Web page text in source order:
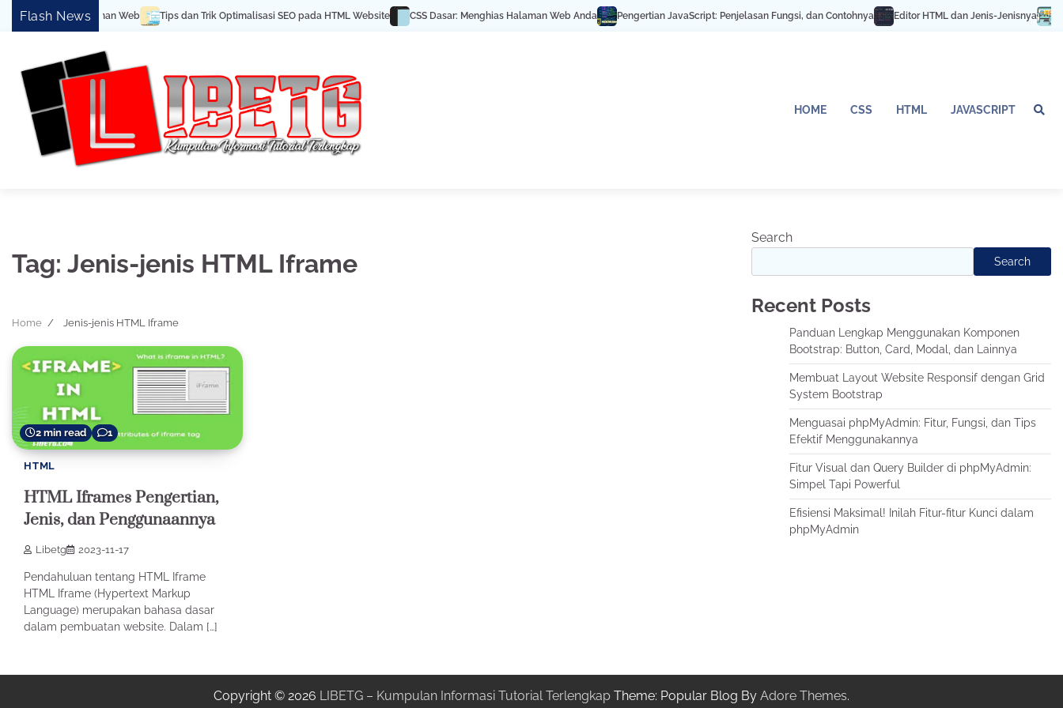
SkipFlash News
Cara Buat Halaman Web Tips dan Trik Optimalisasi SEO pada HTML Website CSS Dasar: Menghias Halaman Web Anda Pengertian JavaScript: Penjelasan Fungsi, dan Contohnya Editor HTML dan Jenis-Jenisnya
HOME CSS HTML JAVASCRIPT
Tag: Jenis-jenis HTML Iframe
Home Jenis-jenis HTML Iframe
2 min read 1
HTML
HTML Iframes Pengertian,
Jenis, dan Penggunaannya
Libetg 2023-11-17
Pendahuluan tentang HTML Iframe
HTML Iframe (Hypertext Markup
Language) merupakan bahasa dasar
dalam pembuatan website. Dalam […]
Search
Search
Recent Posts
Panduan Lengkap Menggunakan Komponen
Bootstrap: Button, Card, Modal, dan Lainnya
Membuat Layout Website Responsif dengan Grid
System Bootstrap
Menguasai phpMyAdmin: Fitur, Fungsi, dan Tips
Efektif Menggunakannya
Fitur Visual dan Query Builder di phpMyAdmin:
Simpel Tapi Powerful
Efisiensi Maksimal! Inilah Fitur-fitur Kunci dalam
phpMyAdmin
Copyright © 2026 LIBETG – Kumpulan Informasi Tutorial Terlengkap Theme: Popular Blog By Adore Themes.